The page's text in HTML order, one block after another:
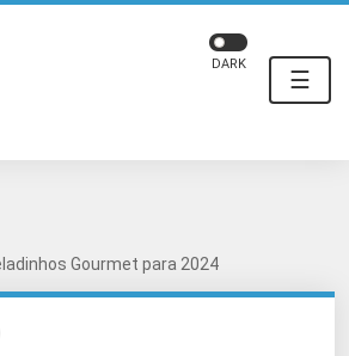
☰
DARK
Gourmet para 2024